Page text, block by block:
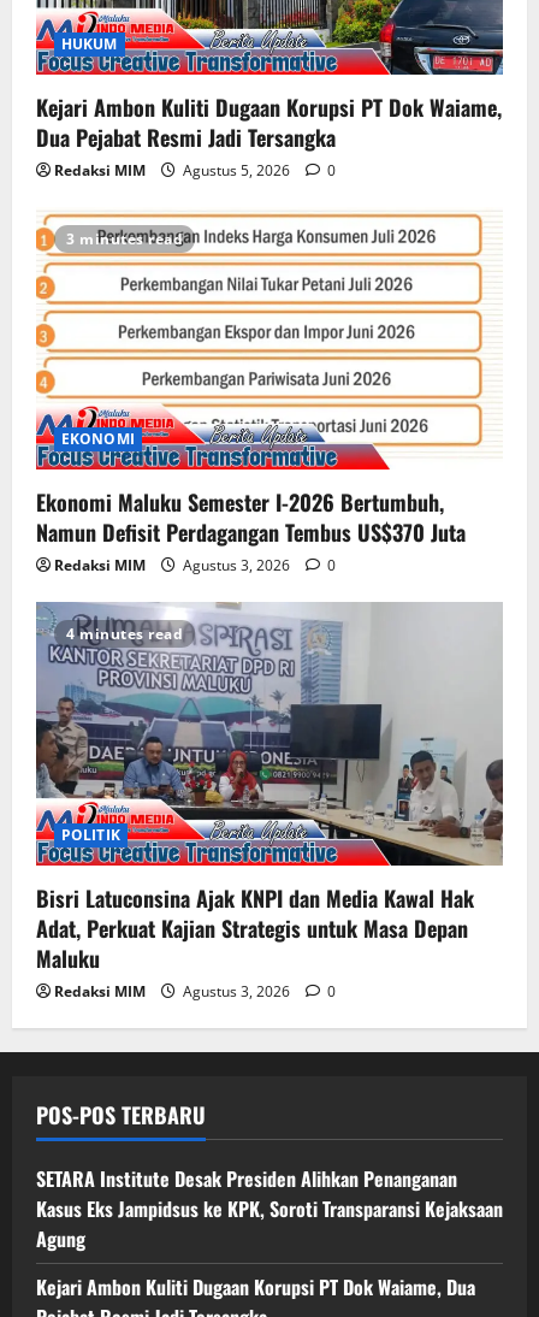
HUKUM
Kejari Ambon Kuliti Dugaan Korupsi PT Dok Waiame,
Dua Pejabat Resmi Jadi Tersangka
Redaksi MIM Agustus 5, 2026 0
3 minutes read
EKONOMI
Ekonomi Maluku Semester I-2026 Bertumbuh,
Namun Defisit Perdagangan Tembus US$370 Juta
Redaksi MIM Agustus 3, 2026 0
4 minutes read
POLITIK
Bisri Latuconsina Ajak KNPI dan Media Kawal Hak
Adat, Perkuat Kajian Strategis untuk Masa Depan
Maluku
Redaksi MIM Agustus 3, 2026 0
POS-POS TERBARU
SETARA Institute Desak Presiden Alihkan Penanganan
Kasus Eks Jampidsus ke KPK, Soroti Transparansi Kejaksaan
Agung
Kejari Ambon Kuliti Dugaan Korupsi PT Dok Waiame, Dua